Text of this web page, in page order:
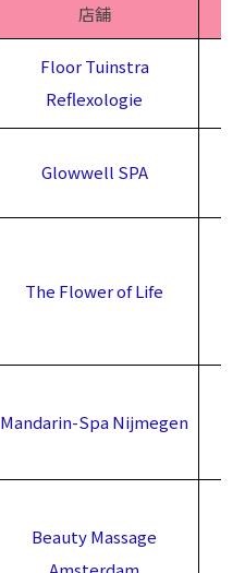
店舗
Floor Tuinstra
Reflexologie
Glowwell SPA
The Flower of Life
Mandarin-Spa Nijmegen
Beauty Massage